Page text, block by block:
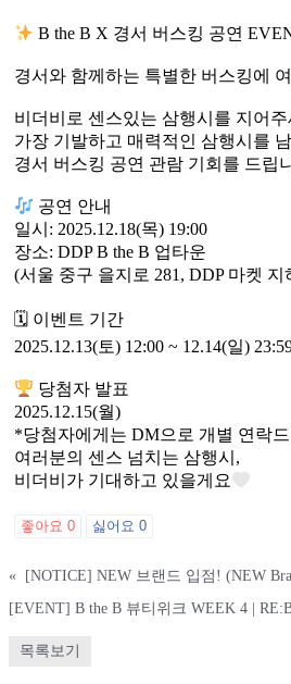
B the B X 경서 버스킹 공연
경서와 함께하는 특별한 버스킹에
비더비로 센스있는 삼행시를 지어
가장 기발하고 매력적인 삼행시를
경서 버스킹 공연 관람 기회를 드립
공연 안내
일시: 2025.12.18(목) 19:00
장소: DDP B the B 업타운
(서울 중구 을지로 281, DDP 마켓 지
🗓 이벤트 기간
2025.12.13(토) 12:00 ~ 12.14(일)
당첨자 발표
2025.12.15(월)
*당첨자에게는 DM으로 개별 연락
여러분의 센스 넘치는 삼행시,
비더비가 기대하고 있을게요
좋아요 0 싫어요 0
«
[NOTICE] NEW 브랜드 입점! (NEW
목록보기